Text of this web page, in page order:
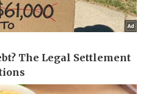
Vũ khí
Việt Nam
Phân tích